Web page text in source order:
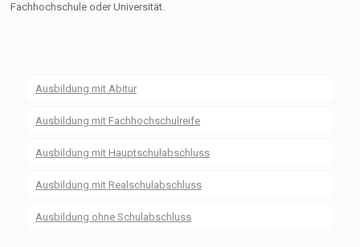
Fachhochschule oder Universität.
Ausbildung mit Abitur
Ausbildung mit Fachhochschulreife
Ausbildung mit Hauptschulabschluss
Ausbildung mit Realschulabschluss
Ausbildung ohne Schulabschluss